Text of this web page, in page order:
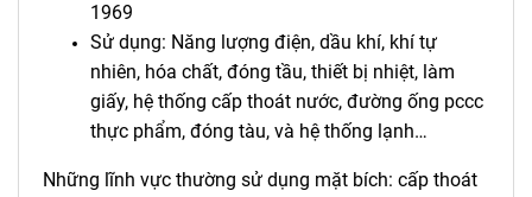
1969
Sử dụng: Năng lượng điện, dầu khí, khí tự
nhiên, hóa chất, đóng tầu, thiết bị nhiệt, làm
giấy, hệ thống cấp thoát nước, đường ống pccc
thực phẩm, đóng tàu, và hệ thống lạnh…
Những lĩnh vực thường sử dụng mặt bích: cấp thoát